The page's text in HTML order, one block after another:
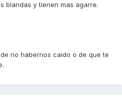
blandas y tienen mas agarre.
no habernos caido o de que te